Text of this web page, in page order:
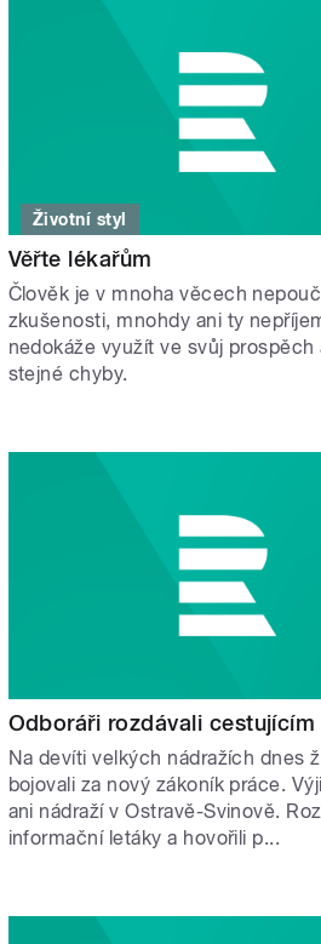
Životní styl
Věřte lékařům
Člověk je v mnoha věcech
zkušenosti, mnohdy ani ty
nedokáže využít ve svůj prospěch
stejné chyby.
Odboráři rozdávali
Na devíti velkých nádražích dnes
bojovali za nový zákoník práce.
ani nádraží v Ostravě-Svinově.
informační letáky a hovořili p...